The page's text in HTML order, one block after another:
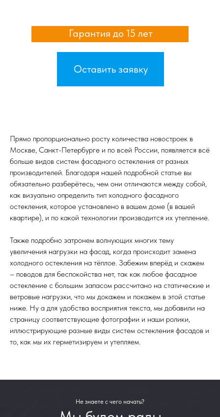
Оставить заявку
Гарантия до 15 лет
Прямо пропорционально росту количества новостроек в
Москве, Санкт-Петербурге и по всей России, появляется всё
больше видов систем фасадного остекления от разных
производителей. Благодаря нашей подробной статье вы
обязательно разберётесь, чем они отличаются между собой,
как визуально определить тип холодного фасадного
остекления, которое установлено в вашем доме (в вашей
квартире), и по какой технологии производится их утепление.
Также подробно затронем волнующих многих тему
увеличения нагрузки на фасад, когда происходит замена
холодного остекления на тёплое. Забежим вперёд и скажем
– поводов для беспокойства нет, так как любое фасадное
остекление с большим запасом рассчитано на статические и
ветровые нагрузки, что мы докажем и покажем в этой статье
ниже. Ну а для удобства восприятия текста, мы добавили на
страницу соответствующие фотографии и наши ролики,
иллюстрирующие разные виды систем остекления фасадов и
то, как мы их герметизируем и утепляем.
Не знаете с чего начать?